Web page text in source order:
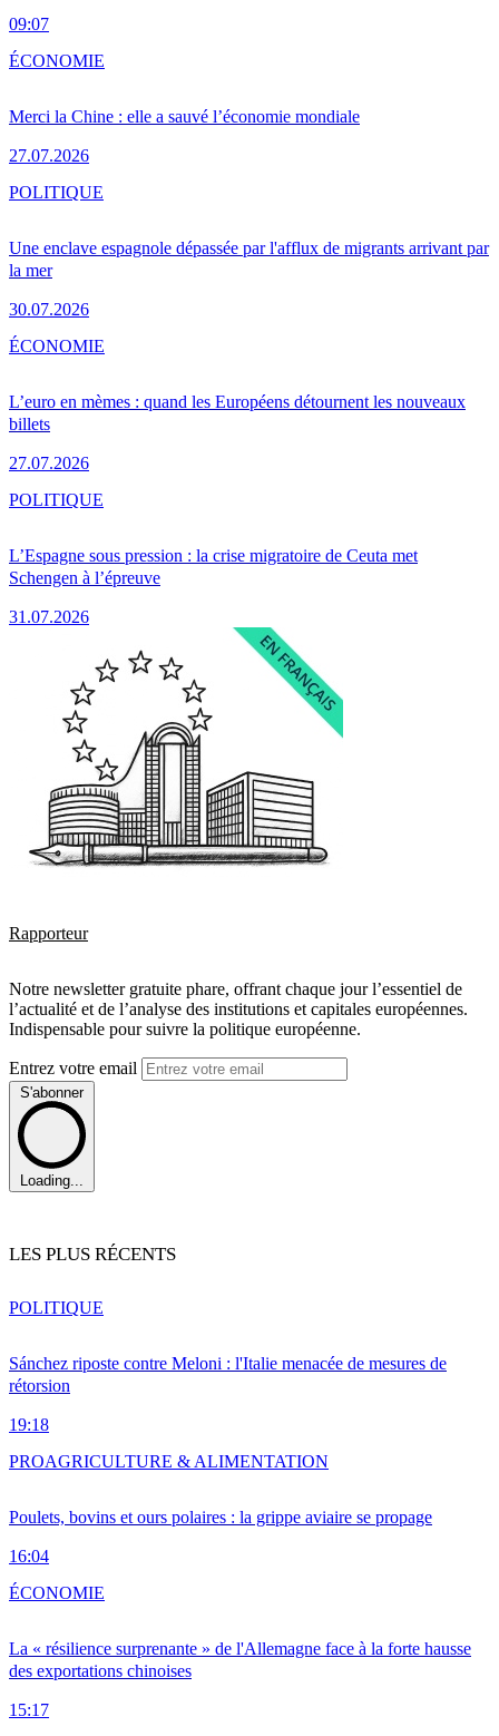
09:07
Merci la Chine : elle a sauvé l’économie mondiale
27.07.2026
ÉCONOMIE
Une enclave espagnole dépassée par l'afflux de migrants arrivant par
la mer
30.07.2026
POLITIQUE
L’euro en mèmes : quand les Européens détournent les nouveaux
billets
27.07.2026
ÉCONOMIE
L’Espagne sous pression : la crise migratoire de Ceuta met
Schengen à l’épreuve
31.07.2026
POLITIQUE
Rapporteur
Notre newsletter gratuite phare, offrant chaque jour l’essentiel de
l’actualité et de l’analyse des institutions et capitales européennes.
Indispensable pour suivre la politique européenne.
Entrez votre email
S'abonner
Loading...
LES PLUS RÉCENTS
Sánchez riposte contre Meloni : l'Italie menacée de mesures de
rétorsion
19:18
POLITIQUE
Poulets, bovins et ours polaires : la grippe aviaire se propage
16:04
PROAGRICULTURE & ALIMENTATION
La « résilience surprenante » de l'Allemagne face à la forte hausse
des exportations chinoises
15:17
ÉCONOMIE